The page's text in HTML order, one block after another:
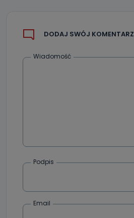
DODAJ SWÓJ KOMENTARZ
Wiadomość
Podpis
Email